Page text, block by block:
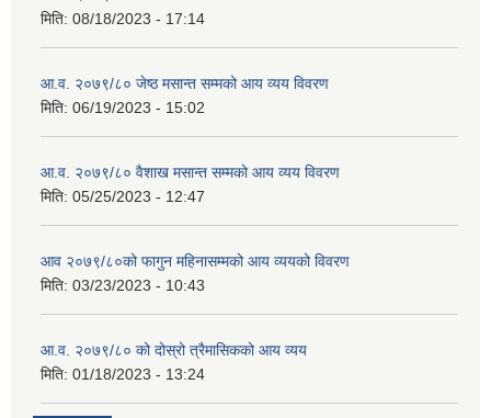
मिति: 08/18/2023 - 17:14
आ.व. २०७९/८० जेष्ठ मसान्त सम्मको आय व्यय विवरण
मिति: 06/19/2023 - 15:02
आ.व. २०७९/८० वैशाख मसान्त सम्मको आय व्यय विवरण
मिति: 05/25/2023 - 12:47
आव २०७९/८०को फागुन महिनासम्मको आय व्ययको विवरण
मिति: 03/23/2023 - 10:43
आ.व. २०७९/८० को दोस्रो त्रैमासिकको आय व्यय
मिति: 01/18/2023 - 13:24